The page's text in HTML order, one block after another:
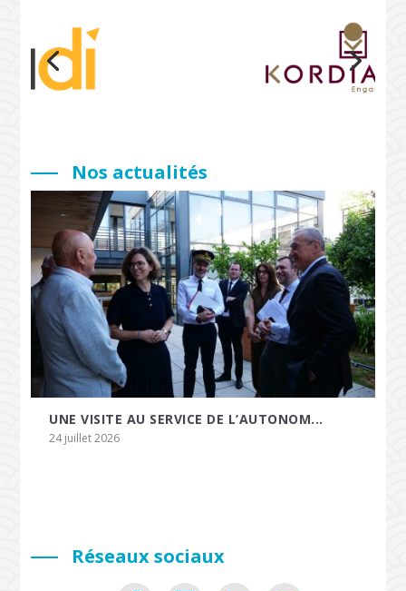
Nos actualités
UNE VISITE AU SERVICE DE L’AUTONOM...
24 juillet 2026
Réseaux sociaux